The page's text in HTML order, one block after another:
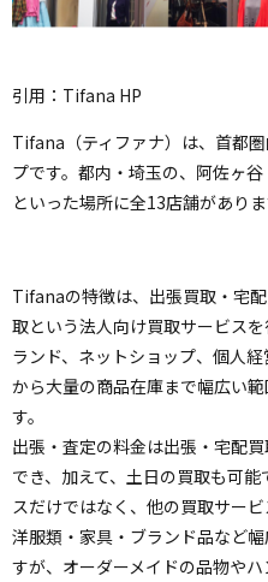
引用：Tifana HP
Tifana（ティファナ）は、首都
プです。都内・埼玉の、阿佐ヶ
といった場所に全13店舗がありま
Tifanaの特徴は、出張買取・宅
取という法人向け買取サービス
ランド、ネットショップ、個人
から大量の商品在庫まで幅広い
す。
出張・査定の料金は出張・宅配
でき、加えて、土日の買取も可
スだけではなく、他の買取サービ
洋服類・家具・ブランド品など
すが、オーダーメイドの品物や